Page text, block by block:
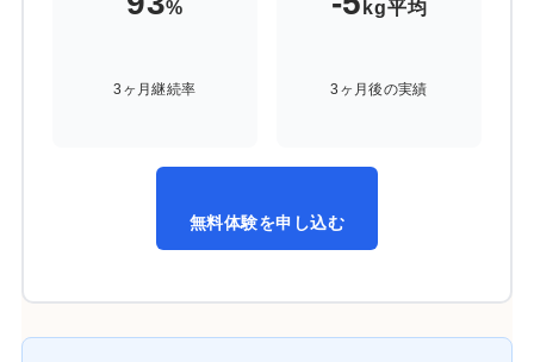
%
3ヶ月継続率
kg平均
3ヶ月後の実績
無料体験を申し込む